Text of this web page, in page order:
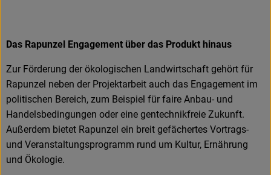
Das Rapunzel Engagement über das Produkt hinaus
Zur Förderung der ökologischen Landwirtschaft gehört für
Rapunzel neben der Projektarbeit auch das Engagement im
politischen Bereich, zum Beispiel für faire Anbau- und
Handelsbedingungen oder eine gentechnikfreie Zukunft.
Außerdem bietet Rapunzel ein breit gefächertes Vortrags-
und Veranstaltungsprogramm rund um Kultur, Ernährung
und Ökologie.